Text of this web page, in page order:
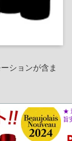
ションが含ま
★
旨